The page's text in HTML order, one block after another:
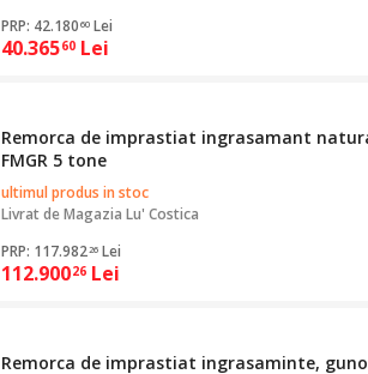
PRP: 42.180 60 Lei
40.36560 Lei
Remorca de imprastiat ingrasamant
FMGR 5 tone
ultimul produs in stoc
Livrat deMagazia Lu' Costica
PRP: 117.982 26 Lei
112.90026 Lei
Remorca de imprastiat ingrasaminte,